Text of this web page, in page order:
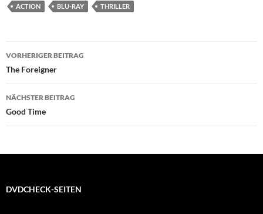
ACTION BLU-RAY THRILLER
Beitragsnavigation
VORHERIGER BEITRAG
The Foreigner
NÄCHSTER BEITRAG
Good Time
DVDCHECK-SEITEN